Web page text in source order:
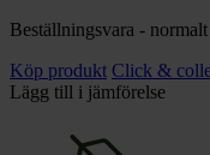
Beställningsvara -
Köp produkt Click &
Lägg till i jämförelse